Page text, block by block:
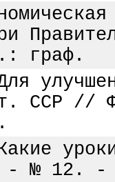
граф.
ССР
- № 12.